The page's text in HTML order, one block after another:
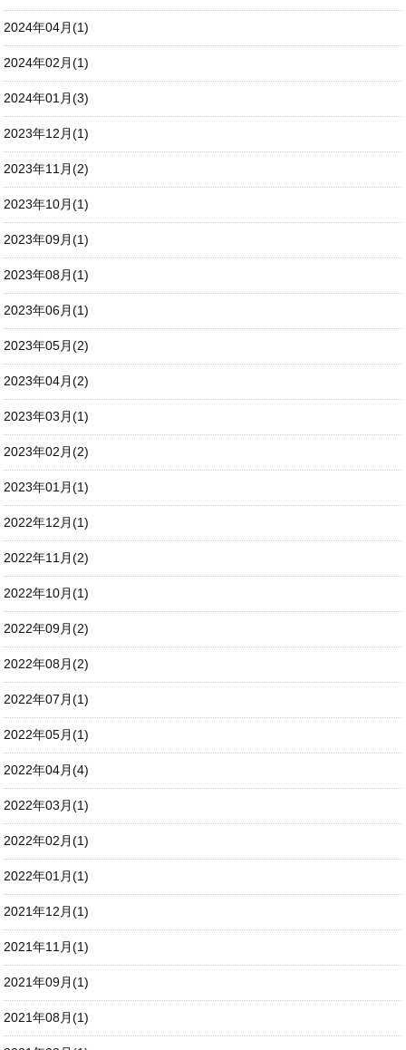
2024年04月(1)
2024年02月(1)
2024年01月(3)
2023年12月(1)
2023年11月(2)
2023年10月(1)
2023年09月(1)
2023年08月(1)
2023年06月(1)
2023年05月(2)
2023年04月(2)
2023年03月(1)
2023年02月(2)
2023年01月(1)
2022年12月(1)
2022年11月(2)
2022年10月(1)
2022年09月(2)
2022年08月(2)
2022年07月(1)
2022年05月(1)
2022年04月(4)
2022年03月(1)
2022年02月(1)
2022年01月(1)
2021年12月(1)
2021年11月(1)
2021年09月(1)
2021年08月(1)